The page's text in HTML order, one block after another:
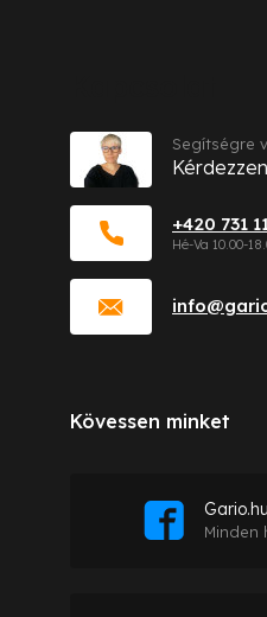
info@
+420 731
Segítségre
Kövessen minket
Minden